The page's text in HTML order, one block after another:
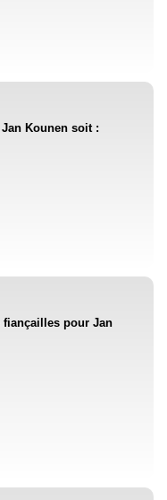
Kounen soit :
pour Jan